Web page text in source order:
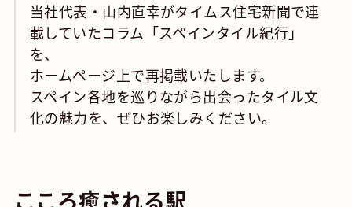
当社代表・山内直幸がタイムス住宅新聞で連
載していたコラム「スペインタイル紀行」
を、
ホームページ上で再掲載いたします。
スペイン各地を巡りながら出会ったタイル文
化の魅力を、ぜひお楽しみください。
こころ癒される駅